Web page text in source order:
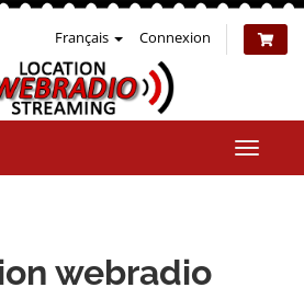
Français Connexion
la
webradio